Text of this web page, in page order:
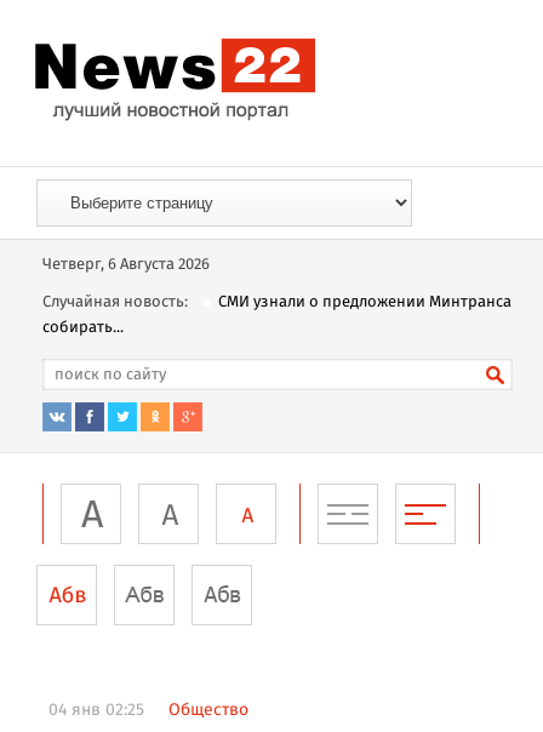
Четверг, 6 Августа 2026
Случайная новость:
СМИ узнали о предложении Минтранса
собирать...
04 янв 02:25 Общество